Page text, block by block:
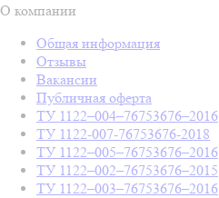
О компании
Общая информация
Отзывы
Вакансии
Публичная оферта
ТУ 1122–004–76753676–2016
ТУ 1122-007-76753676-2018
ТУ 1122–005–76753676–2016
ТУ 1122–002–76753676–2015
ТУ 1122–003–76753676–2016